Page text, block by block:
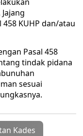
KUHP dan/atau
Pasal 458
tindak pidana
sesuai
Kades